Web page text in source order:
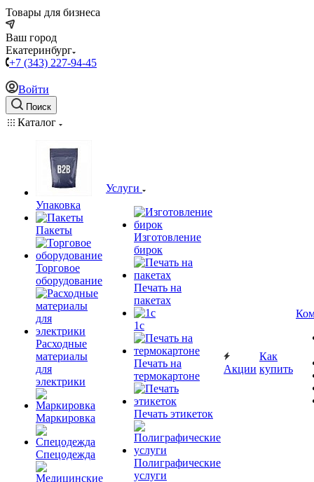
Товары для бизнеса
Ваш город
Екатеринбург
+7 (343) 227-94-45
Войти
Поиск
Каталог
Упаковка
Пакеты
Торговое
оборудование
Расходные
материалы
для
электрики
Маркировка
Спецодежда
Услуги
Изготовление
бирок
Печать на
пакетах
1c
Печать на
термокартоне
Печать этикеток
Полиграфические
услуги
Акции
Как
купить